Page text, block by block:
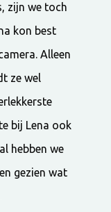
zijn we toch
kon best
Alleen
ze wel
bij Lena ook
hebben we
gezien wat